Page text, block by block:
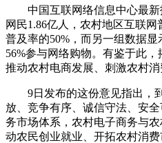
中国互联网络信息中心最新
网民1.86亿人，农村地区互联
普及率的50%，而另一组数据
56%参与网络购物。有鉴于此
推动农村电商发展、刺激农村
9日发布的这份意见指出，到
放、竞争有序、诚信守法、安
务市场体系，农村电子商务与
动农民创业就业、开拓农村消